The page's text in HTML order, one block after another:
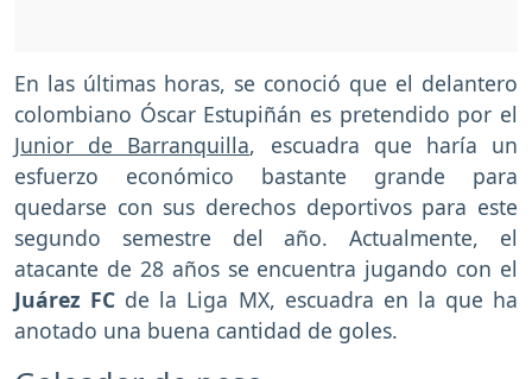
En las últimas horas, se conoció que el delantero
colombiano Óscar Estupiñán es pretendido por el
Junior de Barranquilla, escuadra que haría un
esfuerzo económico bastante grande para
quedarse con sus derechos deportivos para este
segundo semestre del año. Actualmente, el
atacante de 28 años se encuentra jugando con el
Juárez FC de la Liga MX, escuadra en la que ha
anotado una buena cantidad de goles.